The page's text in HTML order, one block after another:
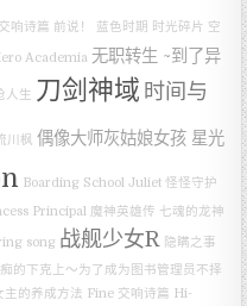
交响诗篇 前说！ 蓝色时期 时光碎片 空
Academia 无职转生 ~到了异
人生 刀剑神域 时间与
川枫 偶像大师灰姑娘女孩 星光
Boarding School Juliet 怪怪守护
Principal 魔神英雄传 七魂的龙神
song 战舰少女R 隐瞒之事
的下克上～为了成为图书管理员不择
主的养成方法 Fine 交响诗篇 Hi-